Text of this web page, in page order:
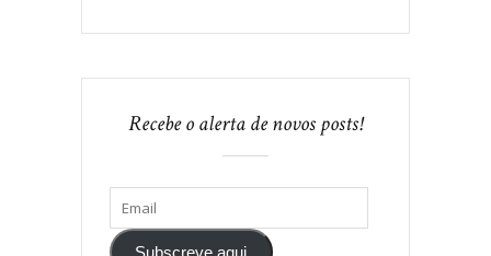
Recebe o alerta de novos posts!
Subscreve aqui